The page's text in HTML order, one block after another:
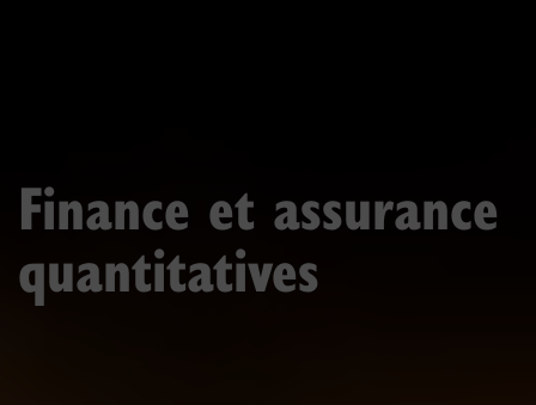
Finance et assurance
quantitatives